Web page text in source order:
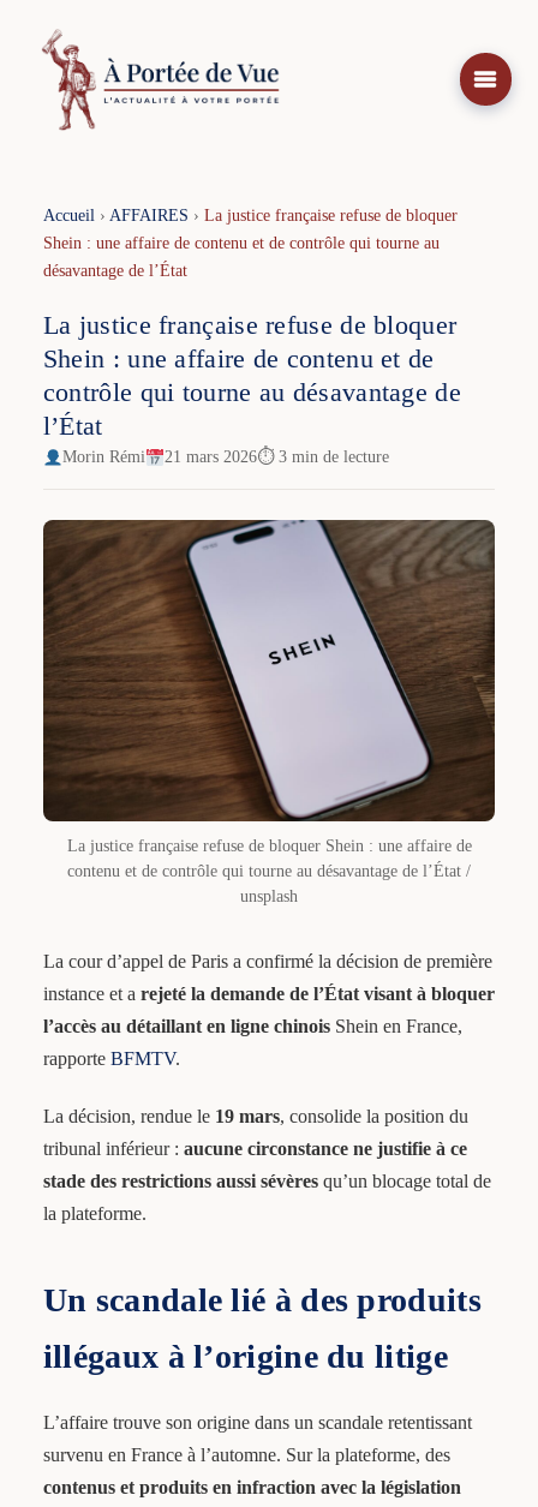
contenu
Accueil› AFFAIRES › La justice française refuse de bloquer
Shein : une affaire de contenu et de contrôle qui tourne au
désavantage de l’État
La justice française refuse de bloquer
Shein : une affaire de contenu et de
contrôle qui tourne au désavantage de
l’État
Morin Rémi 21 mars 2026⏱ 3 min de lecture
La justice française refuse de bloquer Shein : une affaire de
contenu et de contrôle qui tourne au désavantage de l’État /
unsplash
La cour d’appel de Paris a confirmé la décision de première
instance et a rejeté la demande de l’État visant à bloquer
l’accès au détaillant en ligne chinoisShein en France,
rapporte BFMTV.
La décision, rendue le 19 mars, consolide la position du
tribunal inférieur : aucune circonstance ne justifie à ce
stade des restrictions aussi sévèresqu’un blocage total de
la plateforme.
Un scandale lié à des produits
illégaux à l’origine du litige
L’affaire trouve son origine dans un scandale retentissant
survenu en France à l’automne. Sur la plateforme, des
contenus et produits en infraction avec la législation